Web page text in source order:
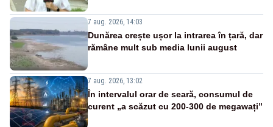
7 aug. 2026, 14:03
Dunărea crește ușor la intrarea în țară, dar
rămâne mult sub media lunii august
7 aug. 2026, 13:02
În intervalul orar de seară, consumul de
curent „a scăzut cu 200-300 de megawați”